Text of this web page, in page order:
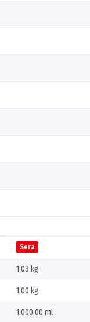
Sera
1,03 kg
1,00 kg
1.000,00 ml